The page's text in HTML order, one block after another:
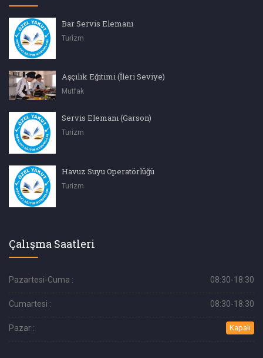
Bar Servis Elemanı
Turizm
Aşçılık Eğitimi (İleri Seviye)
Mutfak
Servis Elemanı (Garson)
Turizm
Havuz Suyu Operatörlüğü
Turizm
Çalışma Saatleri
Pazartesi-Cuma : 08:30-18:30
Cumartesi : 08:30-18:30
Pazar : Kapalı